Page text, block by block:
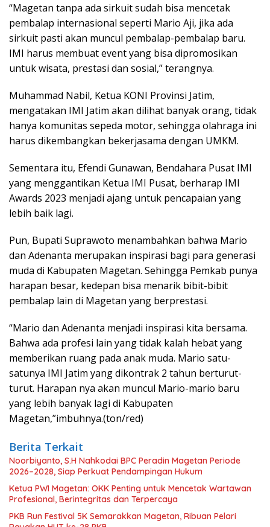
“Magetan tanpa ada sirkuit sudah bisa mencetak
pembalap internasional seperti Mario Aji, jika ada
sirkuit pasti akan muncul pembalap-pembalap baru.
IMI harus membuat event yang bisa dipromosikan
untuk wisata, prestasi dan sosial,” terangnya.
Muhammad Nabil, Ketua KONI Provinsi Jatim,
mengatakan IMI Jatim akan dilihat banyak orang, tidak
hanya komunitas sepeda motor, sehingga olahraga ini
harus dikembangkan bekerjasama dengan UMKM.
Sementara itu, Efendi Gunawan, Bendahara Pusat IMI
yang menggantikan Ketua IMI Pusat, berharap IMI
Awards 2023 menjadi ajang untuk pencapaian yang
lebih baik lagi.
Pun, Bupati Suprawoto menambahkan bahwa Mario
dan Adenanta merupakan inspirasi bagi para generasi
muda di Kabupaten Magetan. Sehingga Pemkab punya
harapan besar, kedepan bisa menarik bibit-bibit
pembalap lain di Magetan yang berprestasi.
“Mario dan Adenanta menjadi inspirasi kita bersama.
Bahwa ada profesi lain yang tidak kalah hebat yang
memberikan ruang pada anak muda. Mario satu-
satunya IMI Jatim yang dikontrak 2 tahun berturut-
turut. Harapan nya akan muncul Mario-mario baru
yang lebih banyak lagi di Kabupaten
Magetan,”imbuhnya.(ton/red)
Berita Terkait
Noorbiyanto, S.H Nahkodai BPC Peradin Magetan Periode
2026–2028, Siap Perkuat Pendampingan Hukum
Ketua PWI Magetan: OKK Penting untuk Mencetak Wartawan
Profesional, Berintegritas dan Terpercaya
PKB Run Festival 5K Semarakkan Magetan, Ribuan Pelari